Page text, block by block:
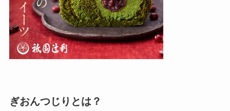
ぎおんつじりとは？